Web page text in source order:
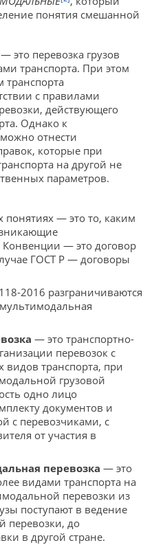
понятия смешанной
— это перевозка грузов
транспорта. При этом
транспорта
с правилами
действующего
Однако к
отнести
которые при
на другой не
параметров.
— это то, каким
— это договор
ГОСТ Р — договоры
2016 разграничиваются
— это транспортно-
перевозок с
видов транспорта, при
грузовой
одно лицо
документов и
с перевозчиками, с
от участия в
перевозка — это
видами транспорта на
перевозки из
поступают в ведение
перевозки, до
в другой стране.